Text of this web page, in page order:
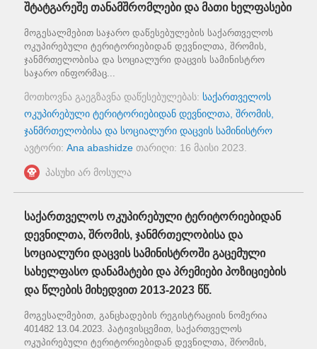
შტატგარეშე თანამშრომლები და მათი ხელფასები
მოგესალმებით საჯარო დაწესებულების საქართველოს
ოკუპირებული ტერიტორიებიდან დევნილთა, შრომის,
ჯანმრთელობისა და სოციალური დაცვის სამინისტრო
საჯარო ინფორმაც...
მოთხოვნა გაეგზავნა დაწესებულებას: საქართველოს
ოკუპირებული ტერიტორიებიდან დევნილთა, შრომის,
ჯანმრთელობისა და სოციალური დაცვის სამინისტრო
ავტორი: Ana abashidze თარიღი: 16 მაისი 2023
პასუხი არ მოსულა
საქართველოს ოკუპირებული ტერიტორიებიდან
დევნილთა, შრომის, ჯანმრთელობისა და
სოციალური დაცვის სამინისტროში გაცემული
სახელფასო დანამატები და პრემიები პოზიციების
და წლების მიხედვით 2013-2023 წწ.
მოგესალმებით, განცხადების რეგისტრაციის ნომერია
401482 13.04.2023. პატივისცემით, საქართველოს
ოკუპირებული ტერიტორიებიდან დევნილთა, შრომის,